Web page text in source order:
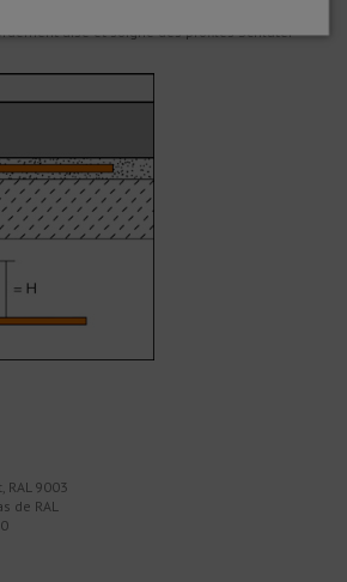
aisé et soigné des profilés Schlüter
RAL 9003
de RAL